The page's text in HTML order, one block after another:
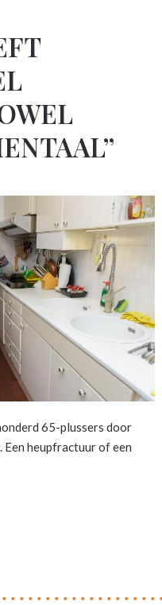
65-plussers door
Een heupfractuur of een